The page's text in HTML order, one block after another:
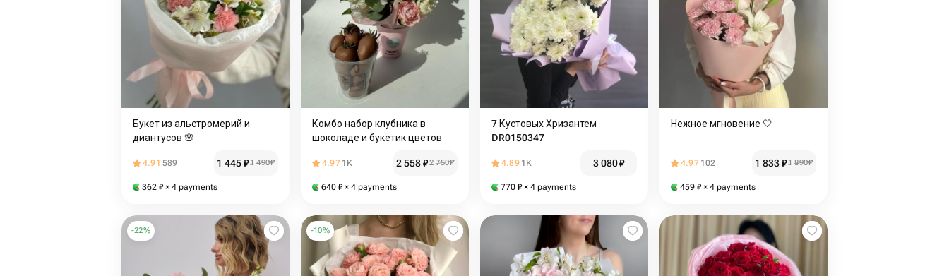
Букет из альстромерий и
диантусов 🌸
4.91 589 1 445₽1 490₽
362 ₽ × 4 payments
Комбо набор клубника в
шоколаде и букетик цветов
4.97 1K 2 558₽2 750₽
640 ₽ × 4 payments
7 Кустовых Хризантем
DR0150347
4.89 1K 3 080₽
770 ₽ × 4 payments
Нежное мгновение 🤍
4.97 102 1 833₽1 890₽
459 ₽ × 4 payments
-22% -10%